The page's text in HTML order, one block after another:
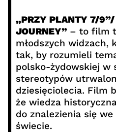
„PRZY PLANTY 7/9”/
JOURNEY”– to film
młodszych widzach,
tak, by rozumieli
polsko-żydowskiej w
stereotypów
dziesięciolecia. Film
że wiedza
do znalezienia się we
świecie.